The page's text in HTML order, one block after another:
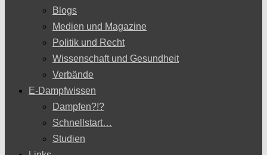
Blogs
Medien und Magazine
Politik und Recht
Wissenschaft und Gesundheit
Verbände
E-Dampfwissen
Dampfen?!?
Schnellstart…
Studien